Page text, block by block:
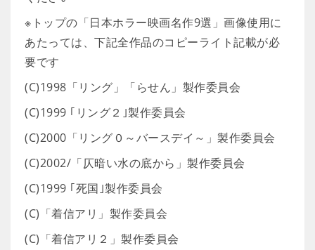
※トップの「日本ホラー映画名作9選」画像使用に
あたっては、下記全作品のコピーライト記載が必
要です
(C)1998「リング」「らせん」製作委員会
(C)1999 ｢リング２｣製作委員会
(C)2000「リング０～バースデイ～」製作委員会
(C)2002/「仄暗い水の底から」製作委員会
(C)1999 ｢死国｣製作委員会
(C)「着信アリ」製作委員会
(C)「着信アリ２」製作委員会